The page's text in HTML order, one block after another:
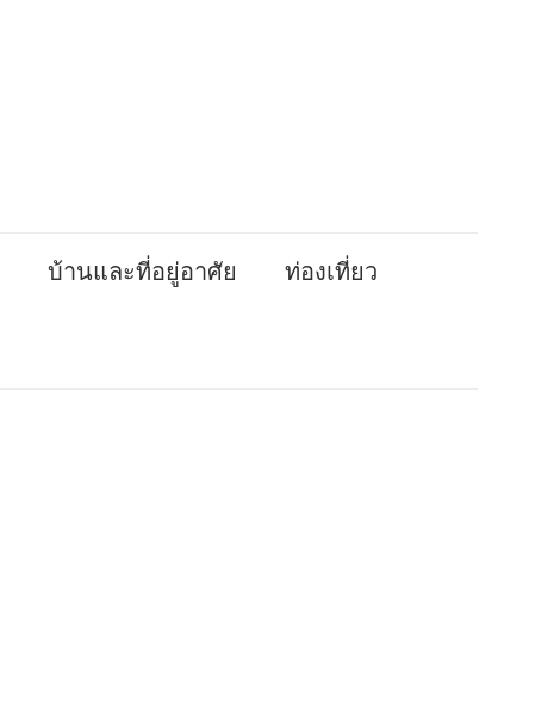
บ้านและที่อยู่อาศัย ท่องเที่ยว